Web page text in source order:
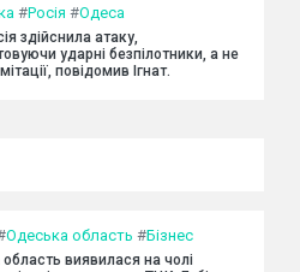
#Росія #Одеса
здійснила атаку,
ударні безпілотники, а не
повідомив Ігнат.
Одеська область #Бізнес
виявилася на чолі